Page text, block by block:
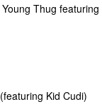
Young Thug featuring
(featuring Kid Cudi)